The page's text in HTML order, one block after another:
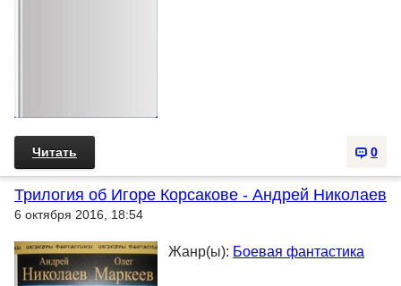
0
Читать
Трилогия об Игоре Корсакове - Андрей Николаев
6 октября 2016, 18:54
Жанр(ы): Боевая фантастика